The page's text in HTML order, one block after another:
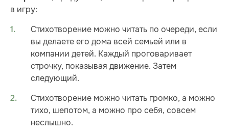
в игру:
Стихотворение можно читать по очереди, если
вы делаете его дома всей семьей или в
компании детей. Каждый проговаривает
строчку, показывая движение. Затем
следующий.
Стихотворение можно читать громко, а можно
тихо, шепотом, а можно про себя, совсем
неслышно.